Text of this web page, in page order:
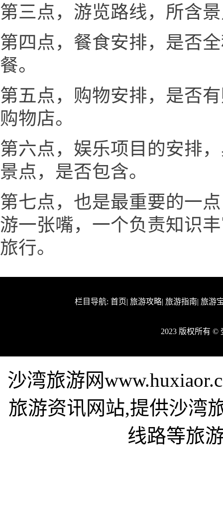
第三点，游览路线，所含
第四点，餐食安排，是否
餐。
第五点，购物安排，是否
购物店。
第六点，娱乐项目的安排
景点，是否包含。
第七点，也是最重要的一
游一张嘴，一个负责知识
旅行。
栏目导航: 首页| 旅游攻略| 旅游指南| 旅游
2023 版权所有
沙湾旅游网
旅游资讯网站,提供沙湾
线路等旅